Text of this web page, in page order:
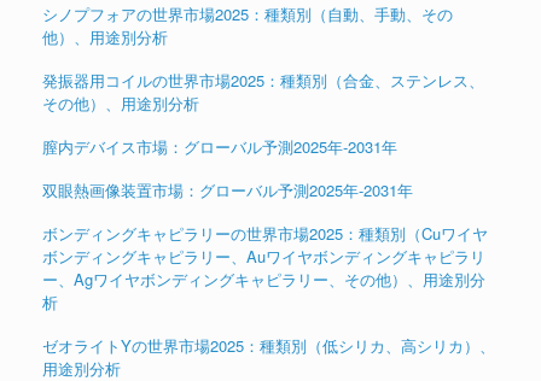
シノプフォアの世界市場2025：種類別（自動、手動、その
他）、用途別分析
発振器用コイルの世界市場2025：種類別（合金、ステンレス、
その他）、用途別分析
膣内デバイス市場：グローバル予測2025年-2031年
双眼熱画像装置市場：グローバル予測2025年-2031年
ボンディングキャピラリーの世界市場2025：種類別（Cuワイヤ
ボンディングキャピラリー、Auワイヤボンディングキャピラリ
ー、Agワイヤボンディングキャピラリー、その他）、用途別分
析
ゼオライトYの世界市場2025：種類別（低シリカ、高シリカ）、
用途別分析